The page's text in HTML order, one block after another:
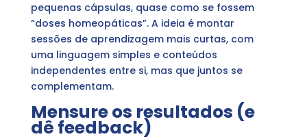
pequenas cápsulas, quase como se fossem
“doses homeopáticas”. A ideia é montar
sessões de aprendizagem mais curtas, com
uma linguagem simples e conteúdos
independentes entre si, mas que juntos se
complementam.
Mensure os resultados (e
dê feedback)